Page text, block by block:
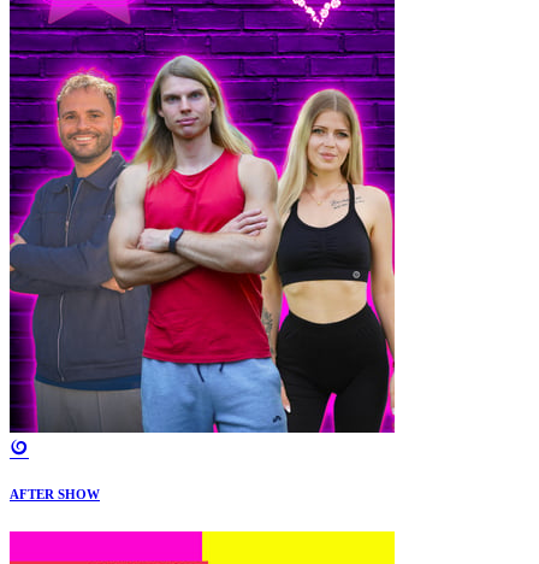
AFTER SHOW